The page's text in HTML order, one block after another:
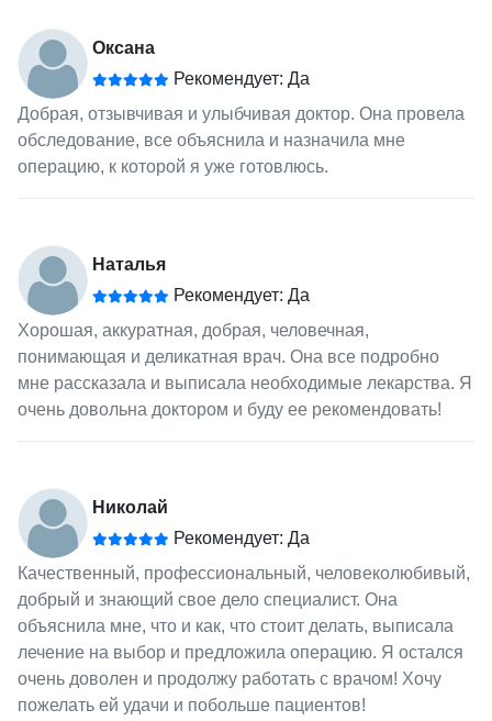
Оксана
Рекомендует: Да
Добрая, отзывчивая и улыбчивая доктор. Она провела
обследование, все объяснила и назначила мне
операцию, к которой я уже готовлюсь.
Наталья
Рекомендует: Да
Хорошая, аккуратная, добрая, человечная,
понимающая и деликатная врач. Она все подробно
мне рассказала и выписала необходимые лекарства. Я
очень довольна доктором и буду ее рекомендовать!
Николай
Рекомендует: Да
Качественный, профессиональный, человеколюбивый,
добрый и знающий свое дело специалист. Она
объяснила мне, что и как, что стоит делать, выписала
лечение на выбор и предложила операцию. Я остался
очень доволен и продолжу работать с врачом! Хочу
пожелать ей удачи и побольше пациентов!